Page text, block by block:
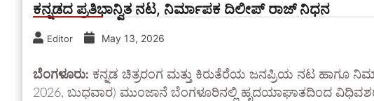
ಕನ್ನಡದ ಪ್ರತಿಭಾನ್ವಿತ ನಟ, ನಿರ್ಮಾಪಕ ದಿಲೀಪ್ ರಾಜ್ ನಿಧನ
Editor May 13, 2026
ಬೆಂಗಳೂರು: ಕನ್ನಡ ಚಿತ್ರರಂಗ ಮತ್ತು ಕಿರುತೆರೆಯ ಜನಪ್ರಿಯ ನಟ ಹಾಗೂ
2026, ಬುಧವಾರ) ಮುಂಜಾನೆ ಬೆಂಗಳೂರಿನಲ್ಲಿ ಹೃದಯಾಘಾತದಿಂದ